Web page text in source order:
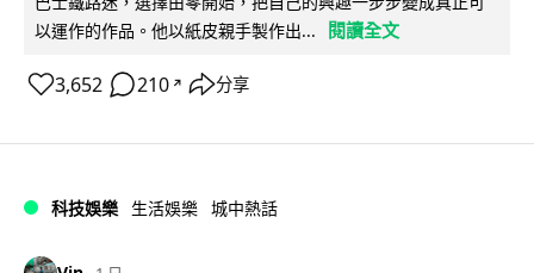
以運作的作品。他以紙皮親手製作出...
閱讀全文
3,652 210 ↗ 分享
科技娛樂 生活娛樂 城中熱話